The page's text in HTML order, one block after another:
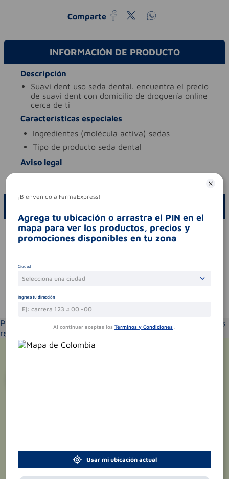
Comparte
INFORMACIÓN DE PRODUCTO
Descripción
suavi dent uso seda dental. encuentra el precio
de suavi dent con domicilio de droguería online
cerca de ti
Características especiales
ingredientes (molécula activa) sedas
tipo de producto seda dental
Aviso legal
Por favor, inicie sesión para escribir un comentario
Te puede interesar
Por favor selecciona tu ubicación y verás los productos
recomendados según la cobertura de entrega
¡Bienvenido a FarmaExpress!
Agrega tu ubicación o arrastra el PIN en el
mapa para ver los productos, precios y
promociones disponibles en tu zona
Ciudad
Selecciona una ciudad
Ingresa tu dirección
Al continuar aceptas los Términos y Condiciones .
Usar mi ubicación actual